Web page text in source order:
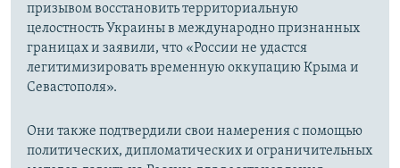
призывом восстановить территориальную
целостность Украины в международно признанных
границах и заявили, что «России не удастся
легитимизировать временную оккупацию Крыма и
Севастополя».
Они также подтвердили свои намерения с помощью
политических, дипломатических и ограничительных